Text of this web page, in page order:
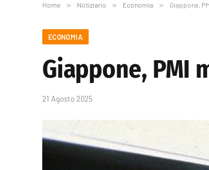
Home » Notiziario » Economia » Giappone,
ECONOMIA
Giappone, PMI
21 Agosto 2025